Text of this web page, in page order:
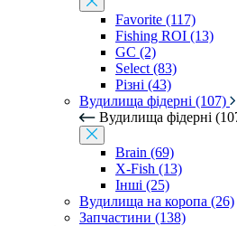
Favorite (117)
Fishing ROI (13)
GC (2)
Select (83)
Різні (43)
Вудилища фідерні (107)
Вудилища фідерні
Brain (69)
X-Fish (13)
Інші (25)
Вудилища на коропа (26)
Запчастини (138)